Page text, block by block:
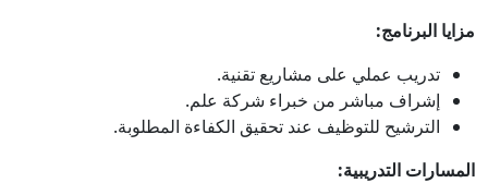
مزايا البرنامج:
تدريب عملي على مشاريع تقنية.
إشراف مباشر من خبراء شركة علم.
الترشيح للتوظيف عند تحقيق الكفاءة المطلوبة.
المسارات التدريبية: